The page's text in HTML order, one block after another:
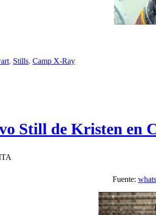
, Stills, Camp X-Ray
Still de Kristen en
Fuente: